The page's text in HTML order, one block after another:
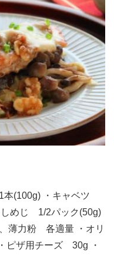
(100g) ・キャベツ
めじ 1/2パック(50g)
薄力粉 各適量 ・オリ
ザ用チーズ 30g ・